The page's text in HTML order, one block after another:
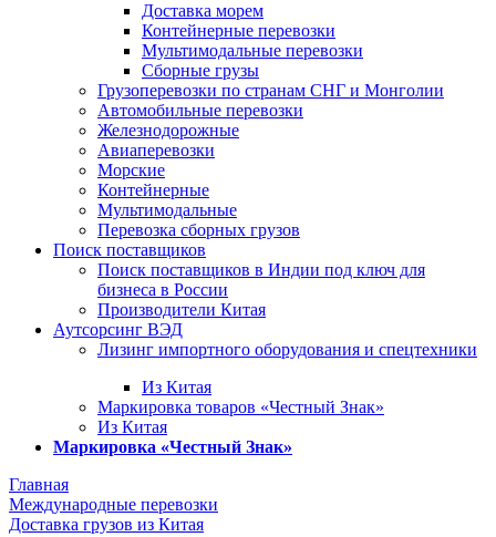
Доставка морем
Контейнерные перевозки
Мультимодальные перевозки
Сборные грузы
Грузоперевозки по странам СНГ и Монголии
Автомобильные перевозки
Железнодорожные
Авиаперевозки
Морские
Контейнерные
Мультимодальные
Перевозка сборных грузов
Поиск поставщиков
Поиск поставщиков в Индии под ключ для
бизнеса в России
Производители Китая
Аутсорсинг ВЭД
Лизинг импортного оборудования и спецтехники
Из Китая
Маркировка товаров «Честный Знак»
Из Китая
Маркировка «Честный Знак»
Главная
Международные перевозки
Доставка грузов из Китая